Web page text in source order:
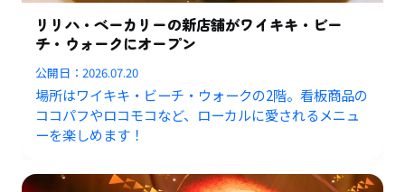
リリハ・ベーカリーの新店舗がワイキキ・ビー
チ・ウォークにオープン
公開日：2026.07.20
場所はワイキキ・ビーチ・ウォークの2階。看板商品の
ココパフやロコモコなど、ローカルに愛されるメニュ
ーを楽しめます！